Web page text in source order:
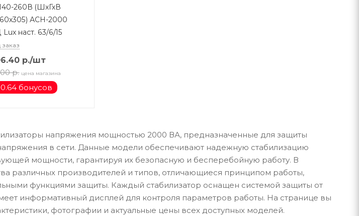
260В (ШхГхВ
АСН-2000
наст. 63/6/15
р./шт
р. цена магазина
бонусов
напряжения мощностью 2000 ВА, предназначенные для защиты
в сети. Данные модели обеспечивают надежную стабилизацию
мощности, гарантируя их безопасную и бесперебойную работу. В
различных производителей и типов, отличающиеся принципом работы,
функциями защиты. Каждый стабилизатор оснащен системой защиты от
информативный дисплей для контроля параметров работы. На странице вы
фотографии и актуальные цены всех доступных моделей.